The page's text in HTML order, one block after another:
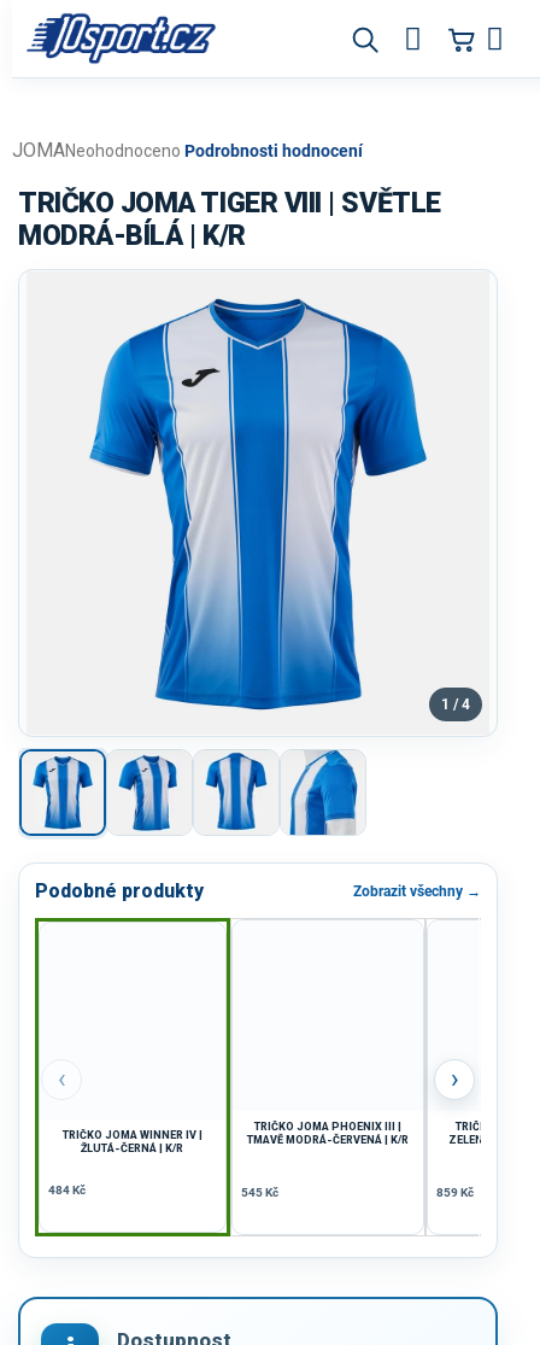
obsah
Průměrné
produktu
je
0,0
Neohodnoceno Podrobnosti hodnocení
JOMA
TRIČKO JOMA TIGER VIII | SVĚTLE
MODRÁ-BÍLÁ | K/R
1 / 4
Podobné produkty Zobrazit všechny →
‹
TRIČKO JOMA WINNER IV |
ŽLUTÁ-ČERNÁ | K/R
484 Kč
TRIČKO JOMA PHOENIX III |
TMAVĚ MODRÁ-ČERVENÁ | K/R
545 Kč
TRIČKO JOMA
ZELENÁ FLUO-
859 Kč
›